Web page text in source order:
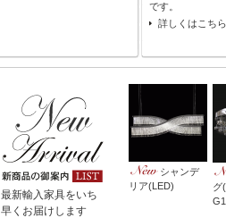
です。
詳しくはこちら
最新輸入家具をいち
早くお届けします
シャンデ
リア(LED)
グ